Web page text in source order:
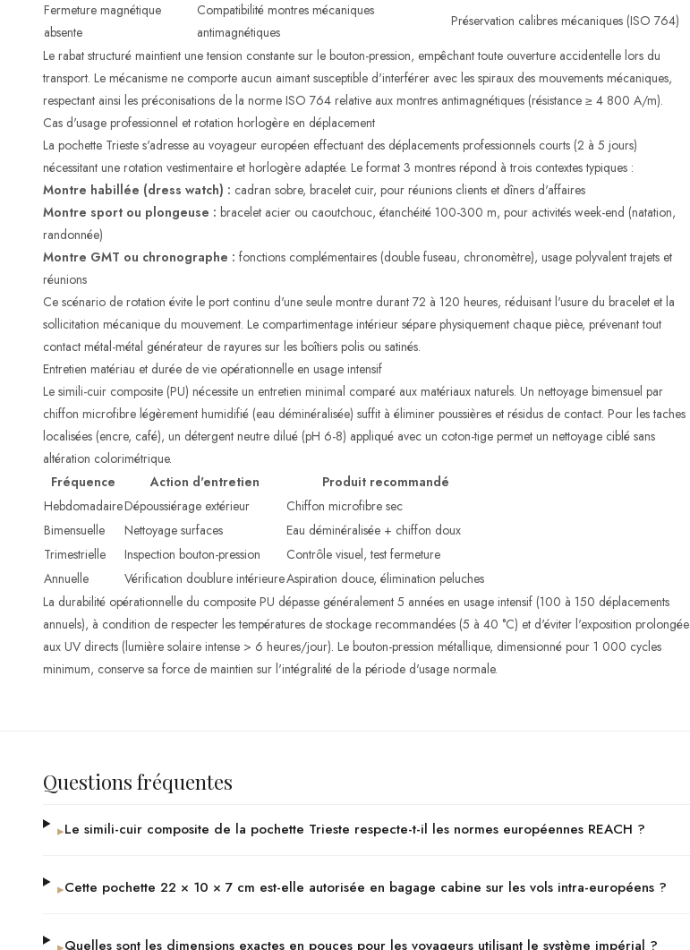
Fermeture magnétique
absente
Compatibilité montres mécaniques
antimagnétiques
Préservation calibres mécaniques (ISO 764)
Le rabat structuré maintient une tension constante sur le bouton-pression, empêchant toute ouverture accidentelle lors du
transport. Le mécanisme ne comporte aucun aimant susceptible d'interférer avec les spiraux des mouvements mécaniques,
respectant ainsi les préconisations de la norme ISO 764 relative aux montres antimagnétiques (résistance ≥ 4 800 A/m).
Cas d'usage professionnel et rotation horlogère en déplacement
La pochette Trieste s'adresse au voyageur européen effectuant des déplacements professionnels courts (2 à 5 jours)
nécessitant une rotation vestimentaire et horlogère adaptée. Le format 3 montres répond à trois contextes typiques :
Montre habillée (dress watch) : cadran sobre, bracelet cuir, pour réunions clients et dîners d'affaires
Montre sport ou plongeuse : bracelet acier ou caoutchouc, étanchéité 100-300 m, pour activités week-end (natation,
randonnée)
Montre GMT ou chronographe : fonctions complémentaires (double fuseau, chronomètre), usage polyvalent trajets et
réunions
Ce scénario de rotation évite le port continu d'une seule montre durant 72 à 120 heures, réduisant l'usure du bracelet et la
sollicitation mécanique du mouvement. Le compartimentage intérieur sépare physiquement chaque pièce, prévenant tout
contact métal-métal générateur de rayures sur les boîtiers polis ou satinés.
Entretien matériau et durée de vie opérationnelle en usage intensif
Le simili-cuir composite (PU) nécessite un entretien minimal comparé aux matériaux naturels. Un nettoyage bimensuel par
chiffon microfibre légèrement humidifié (eau déminéralisée) suffit à éliminer poussières et résidus de contact. Pour les taches
localisées (encre, café), un détergent neutre dilué (pH 6-8) appliqué avec un coton-tige permet un nettoyage ciblé sans
altération colorimétrique.
Fréquence
Action d'entretien
Produit recommandé
HebdomadaireDépoussiérage extérieur
Chiffon microfibre sec
Bimensuelle
Nettoyage surfaces
Eau déminéralisée + chiffon doux
Trimestrielle
Inspection bouton-pression
Contrôle visuel, test fermeture
Annuelle
Vérification doublure intérieureAspiration douce, élimination peluches
La durabilité opérationnelle du composite PU dépasse généralement 5 années en usage intensif (100 à 150 déplacements
annuels), à condition de respecter les températures de stockage recommandées (5 à 40 °C) et d'éviter l'exposition prolongée
aux UV directs (lumière solaire intense > 6 heures/jour). Le bouton-pression métallique, dimensionné pour 1 000 cycles
minimum, conserve sa force de maintien sur l'intégralité de la période d'usage normale.
Questions fréquentes
▸Le simili-cuir composite de la pochette Trieste respecte-t-il les normes européennes REACH ?
▸Cette pochette 22 × 10 × 7 cm est-elle autorisée en bagage cabine sur les vols intra-européens ?
Quelles sont les dimensions exactes en pouces pour les voyageurs utilisant le système impérial ?